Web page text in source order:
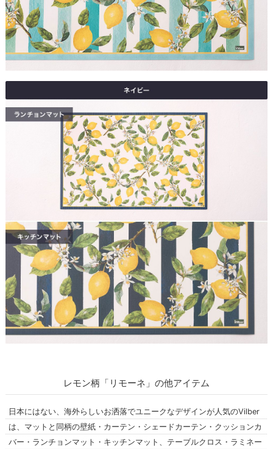
レモン柄「リモーネ」の他アイテム
日本にはない、海外らしいお洒落でユニークなデザインが人気のVilber
は、マットと同柄の壁紙・カーテン・シェードカーテン・クッションカ
バー・ランチョンマット・キッチンマット、テーブルクロス・ラミネー